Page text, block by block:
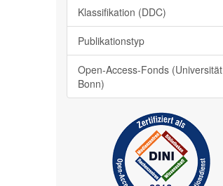
Klassifikation (DDC)
Publikationstyp
Open-Access-Fonds (Universität
Bonn)